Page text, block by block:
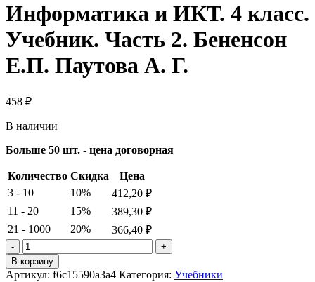
Информатика и ИКТ. 4 класс.
Учебник. Часть 2. Бененсон
Е.П. Паутова А. Г.
458 ₽
В наличии
Больше 50 шт. - цена договорная
Количество Скидка
Цена
3 - 10
10% 412,20 ₽
11 - 20
15% 389,30 ₽
21 - 1000
20% 366,40 ₽
Количество
товара
Информатика
В корзину
Артикул: f6c15590a3a4 Категория: Учебники